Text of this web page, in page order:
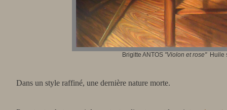
Brigitte ANTOS "Violon et rose"Huile
Dans un style raffiné, une dernière nature morte.